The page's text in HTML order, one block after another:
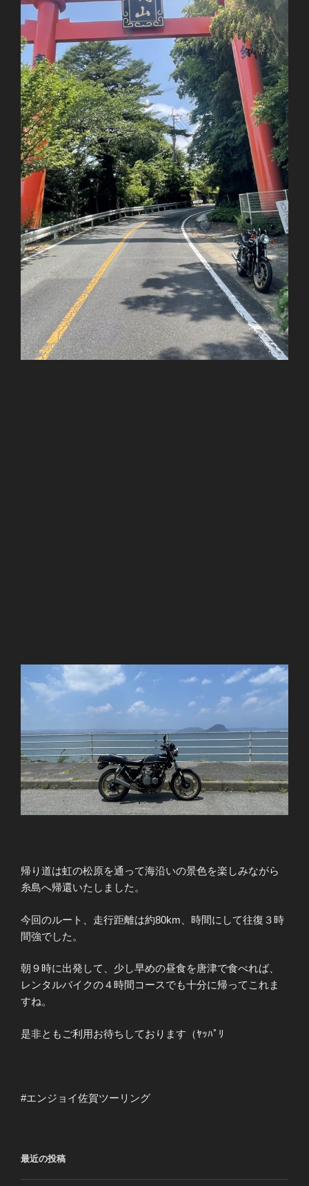
帰り道は虹の松原を通って海沿いの景色を楽しみながら
糸島へ帰還いたしました。
今回のルート、走行距離は約80km、時間にして往復３時
間強でした。
朝９時に出発して、少し早めの昼食を唐津で食べれば、
レンタルバイクの４時間コースでも十分に帰ってこれま
すね。
是非ともご利用お待ちしております（ﾔｯﾊﾟﾘ
#エンジョイ佐賀ツーリング
最近の投稿